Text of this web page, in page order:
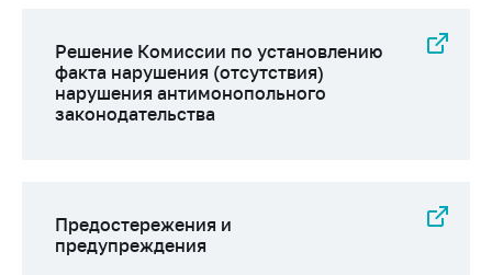
назначения и
медицинскую
технику
(отсутствия)
нарушения
антимонопольного
Решение Комиссии по установлению
факта нарушения (отсутствия)
нарушения антимонопольного
законодательства
Предостережения и
предупреждения